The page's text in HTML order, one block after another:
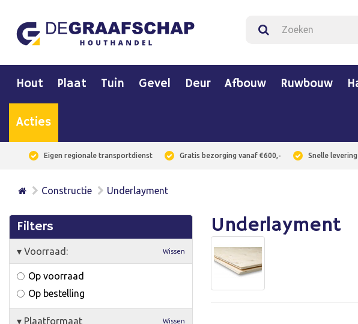
Hout Plaat Tuin Gevel Deur Afbouw Ruwbouw
Acties
Eigen regionale transportdienst Gratis bezorging vanaf €600,- Snelle
Constructie Underlayment
Filters
▾ Voorraad: Wissen
Op voorraad
Op bestelling
▾ Plaatformaat Wissen
Underlayment